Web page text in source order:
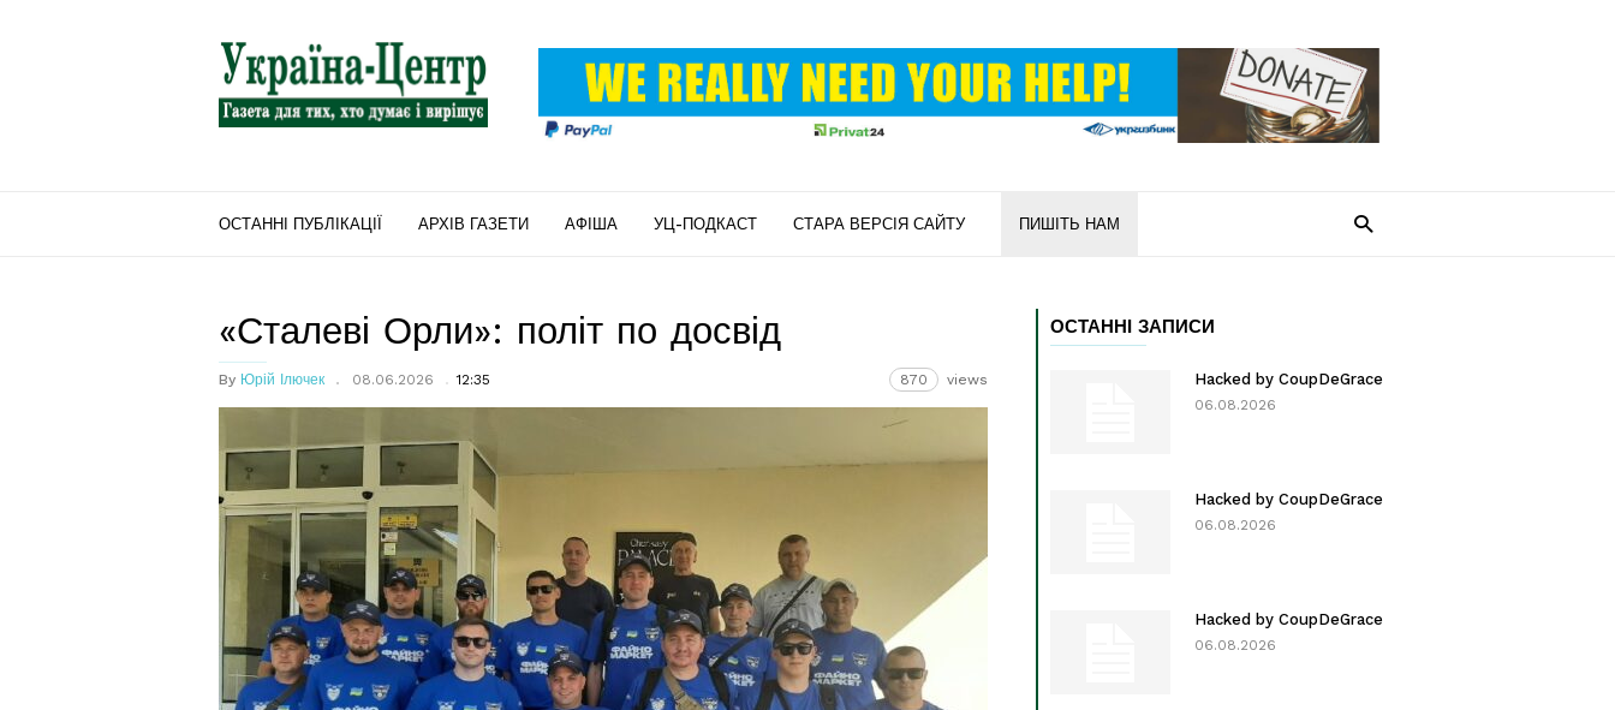
"Україна-
Центр"
ОСТАННІ ПУБЛІКАЦІЇ АРХІВ ГАЗЕТИ АФІША УЦ-ПОДКАСТ СТАРА ВЕРСІЯ САЙТУ ПИШІТЬ НАМ
«Сталеві Орли»: політ по досвід
By Юрій Ілючек 08.06.2026 12:35 870 views
ОСТАННІ ЗАПИСИ
Hacked by CoupDeGrace
06.08.2026
Hacked by CoupDeGrace
06.08.2026
Hacked by CoupDeGrace
06.08.2026